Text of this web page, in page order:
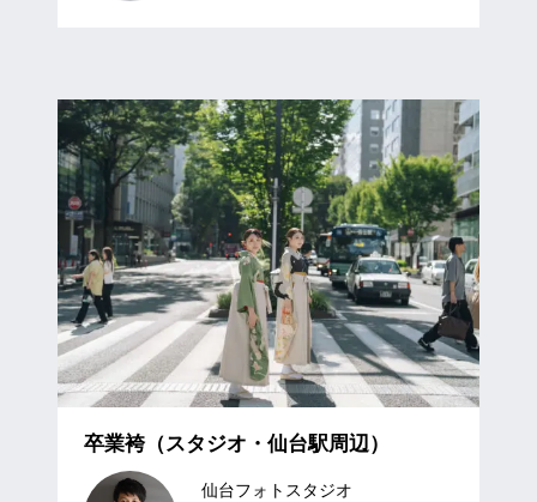
卒業袴（スタジオ・仙台駅周辺）
仙台フォトスタジオ